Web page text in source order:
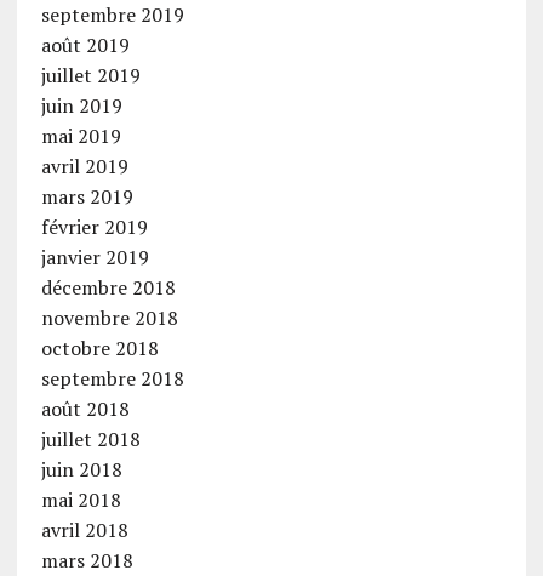
septembre 2019
août 2019
juillet 2019
juin 2019
mai 2019
avril 2019
mars 2019
février 2019
janvier 2019
décembre 2018
novembre 2018
octobre 2018
septembre 2018
août 2018
juillet 2018
juin 2018
mai 2018
avril 2018
mars 2018